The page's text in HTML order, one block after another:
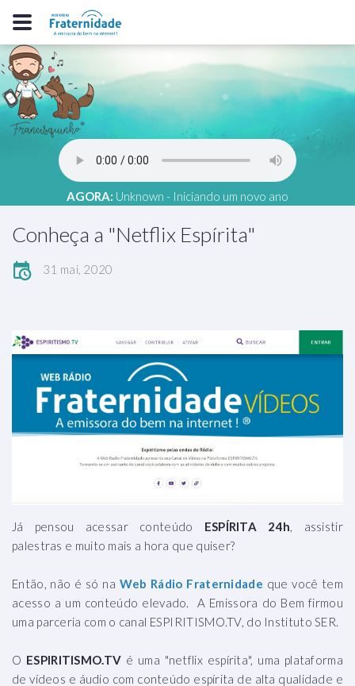
AGORA: Unknown - Iniciando um novo ano
Conheça a "Netflix Espírita"
31 mai, 2020
Já pensou acessar conteúdo ESPÍRITA 24h, assistir
palestras e muito mais a hora que quiser?
Então, não é só na Web Rádio Fraternidade que você tem
acesso a um conteúdo elevado. A Emissora do Bem firmou
uma parceria com o canal ESPIRITISMO.TV, do Instituto SER.
O ESPIRITISMO.TV é uma "netflix espírita", uma plataforma
de vídeos e áudio com conteúdo espírita de alta qualidade e